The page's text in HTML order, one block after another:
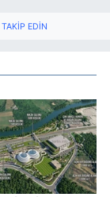
EDIN